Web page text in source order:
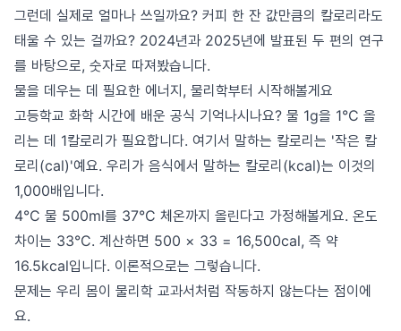
그런데 실제로 얼마나 쓰일까요? 커피 한 잔 값만큼의 칼로리라도
태울 수 있는 걸까요? 2024년과 2025년에 발표된 두 편의 연구
를 바탕으로, 숫자로 따져봤습니다.
물을 데우는 데 필요한 에너지, 물리학부터 시작해볼게요
고등학교 화학 시간에 배운 공식 기억나시나요? 물 1g을 1°C 올
리는 데 1칼로리가 필요합니다. 여기서 말하는 칼로리는 '작은 칼
로리(cal)'예요. 우리가 음식에서 말하는 칼로리(kcal)는 이것의
1,000배입니다.
4°C 물 500ml를 37°C 체온까지 올린다고 가정해볼게요. 온도
차이는 33°C. 계산하면 500 × 33 = 16,500cal, 즉 약
16.5kcal입니다. 이론적으로는 그렇습니다.
문제는 우리 몸이 물리학 교과서처럼 작동하지 않는다는 점이에
요.